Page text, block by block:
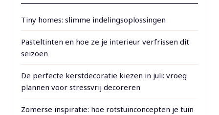
Tiny homes: slimme indelingsoplossingen
Pasteltinten en hoe ze je interieur verfrissen dit
seizoen
De perfecte kerstdecoratie kiezen in juli: vroeg
plannen voor stressvrij decoreren
Zomerse inspiratie: hoe rotstuinconcepten je tuin